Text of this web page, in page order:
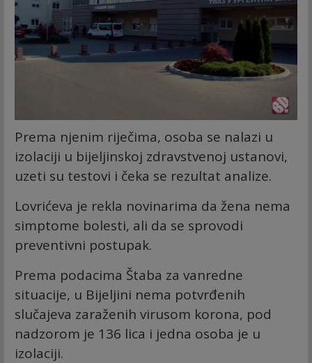
Prema njenim riječima, osoba se nalazi u
izolaciji u bijeljinskoj zdravstvenoj ustanovi,
uzeti su testovi i čeka se rezultat analize.
Lovrićeva je rekla novinarima da žena nema
simptome bolesti, ali da se sprovodi
preventivni postupak.
Prema podacima Štaba za vanredne
situacije, u Bijeljini nema potvrđenih
slučajeva zaraženih virusom korona, pod
nadzorom je 136 lica i jedna osoba je u
izolaciji.